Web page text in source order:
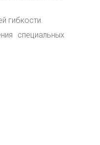
гибкости.
специальных